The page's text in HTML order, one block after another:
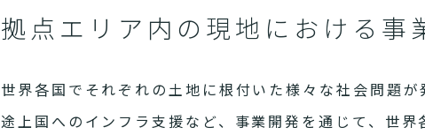
拠点エリア内の現地における事
世界各国でそれぞれの土地に根付いた様々な社会問題が
途上国へのインフラ支援など、事業開発を通じて、世